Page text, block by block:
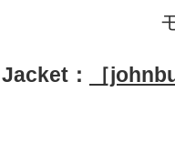
Jacket： ［